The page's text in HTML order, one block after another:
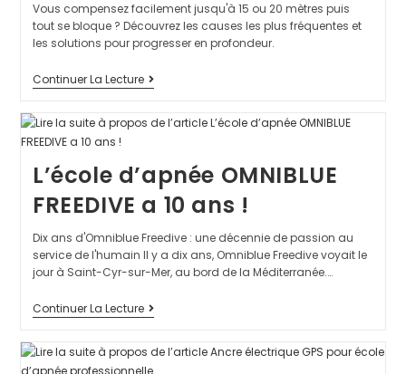
Vous compensez facilement jusqu'à 15 ou 20 mètres puis
tout se bloque ? Découvrez les causes les plus fréquentes et
les solutions pour progresser en profondeur.
Continuer La Lecture
L’école d’apnée OMNIBLUE
FREEDIVE a 10 ans !
Dix ans d'Omniblue Freedive : une décennie de passion au
service de l'humain Il y a dix ans, Omniblue Freedive voyait le
jour à Saint-Cyr-sur-Mer, au bord de la Méditerranée.…
Continuer La Lecture